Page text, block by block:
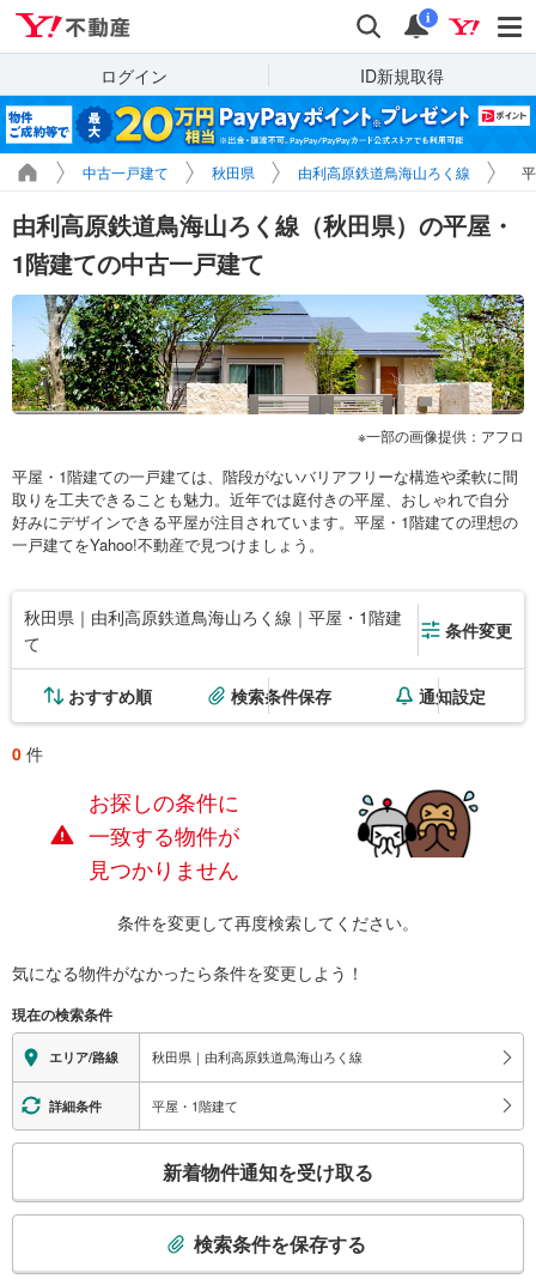
検索 通知
i
ログイン ID新規取得
中古一戸建て 秋田県 由利高原鉄道鳥海山ろく線
由利高原鉄道鳥海山ろく線（秋田県）の平屋・
1階建ての中古一戸建て
一部の画像提供：アフロ
平屋・1階建ての一戸建ては、階段がないバリアフリーな構造や柔軟に間
取りを工夫できることも魅力。近年では庭付きの平屋、おしゃれで自分
好みにデザインできる平屋が注目されています。平屋・1階建ての理想の
一戸建てをYahoo!不動産で見つけましょう。
秋田県｜由利高原鉄道鳥海山ろく線｜平屋・1階建
て
条件変更
おすすめ順 検索条件保存 通知設定
0 件
お探しの条件に
一致する物件が
見つかりません
条件を変更して再度検索してください。
気になる物件がなかったら条件を変更しよう！
現在の検索条件
エリア/路線 秋田県｜由利高原鉄道鳥海山ろく線
詳細条件 平屋・1階建て
検
新着物件通知を受け取る
検索条件を保存する